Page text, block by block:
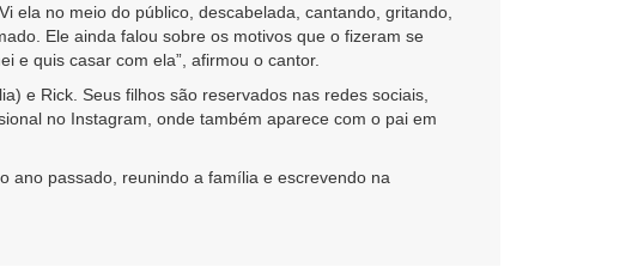
ela no meio do público, descabelada, cantando, gritando,
Ele ainda falou sobre os motivos que o fizeram se
e quis casar com ela”, afirmou o cantor.
e Rick. Seus filhos são reservados nas redes sociais,
no Instagram, onde também aparece com o pai em
ano passado, reunindo a família e escrevendo na